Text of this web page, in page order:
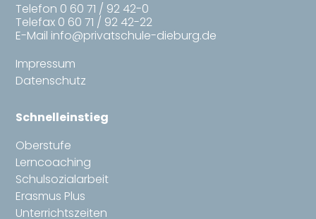
Telefon 0 60 71 / 92 42-0
Telefax 0 60 71 / 92 42-22
E-Mail info@privatschule-dieburg.de
Impressum
Datenschutz
Schnelleinstieg
Oberstufe
Lerncoaching
Schulsozialarbeit
Erasmus Plus
Unterrichtszeiten